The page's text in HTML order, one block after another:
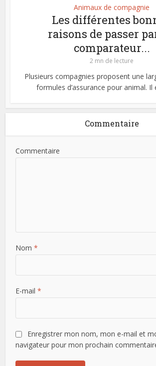
Animaux de compagnie
Les différentes
raisons de passer
comparateur...
2 mn de lecture
Plusieurs compagnies proposent une
formules d’assurance pour animal. Il
Commentaire
Commentaire
Nom*
E-mail*
Enregistrer mon nom, mon e-mail et
navigateur pour mon prochain